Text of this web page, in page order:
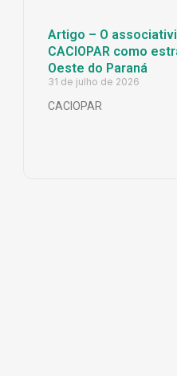
Artigo – O
CACIOPAR como
Oeste do Paraná
31 de julho de 2026
CACIOPAR